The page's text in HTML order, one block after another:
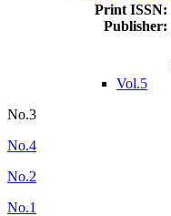
Print ISSN:
Publisher:
Vol.5
No.3
No.4
No.2
No.1